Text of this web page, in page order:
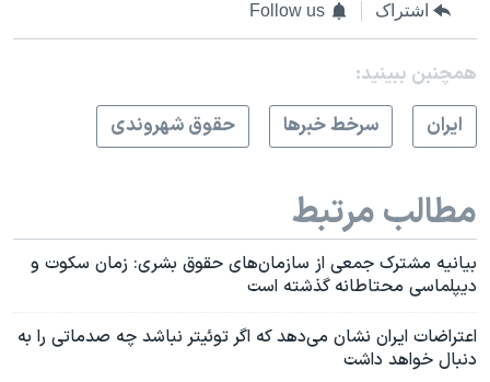
اشتراک Follow us
همچنبن ببینید:
ايران
سرخط خبرها حقوق شهروندی
مطالب مرتبط
بیانیه مشترک جمعی از سازمان‌های حقوق بشری: زمان سکوت و
دیپلماسی محتاطانه گذشته است
اعتراضات ایران نشان می‌دهد که اگر توئیتر نباشد چه صدماتی را به
دنبال خواهد داشت